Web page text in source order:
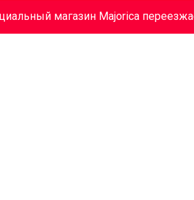
магазин Majorica